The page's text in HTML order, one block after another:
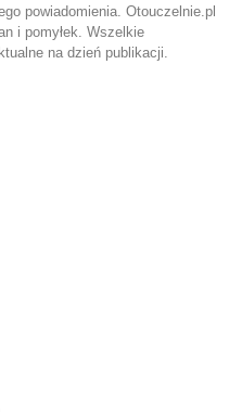
powiadomienia. Otouczelnie.pl
i pomyłek. Wszelkie
na dzień publikacji.